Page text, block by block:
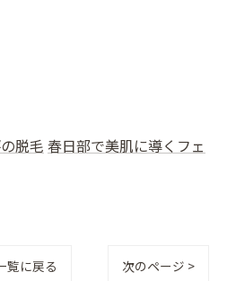
脱毛 春日部で美肌に導くフェ
覧に戻る 次のページ >